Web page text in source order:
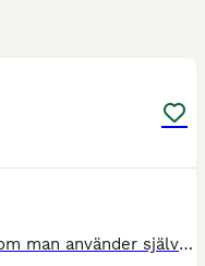
Equi Release PRO. Hand verktyg som man använder själv på hästen för att släppa på spänningar i hästens kropp. Sök på Equi-release PRO equine therapist för filmer på Facebook. Har två, så säljer den